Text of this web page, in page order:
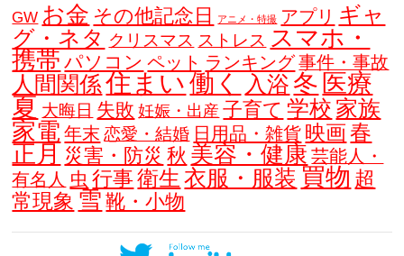
GW お金 その他記念日 アニメ・特撮 アプリ ギャ
グ・ネタ クリスマス ストレス スマホ・
携帯 パソコン ペット ランキング事件・事故
人間関係住まい 働く 入浴 冬 医療
夏 大晦日 失敗 妊娠・出産 子育て 学校 家族
家電 年末 恋愛・結婚 日用品・雑貨 映画 春
正月 災害・防災 秋 美容・健康 芸能人・
有名人 虫 行事 衛生 衣服・服装 買物 超
常現象 雪 靴・小物